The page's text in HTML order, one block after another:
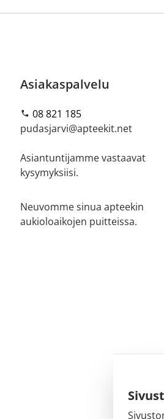
Asiakaspalvelu
08 821 185
pudasjarvi@apteekit.net
Asiantuntijamme vastaavat
kysymyksiisi.
Neuvomme sinua apteekin
aukioloaikojen puitteissa.